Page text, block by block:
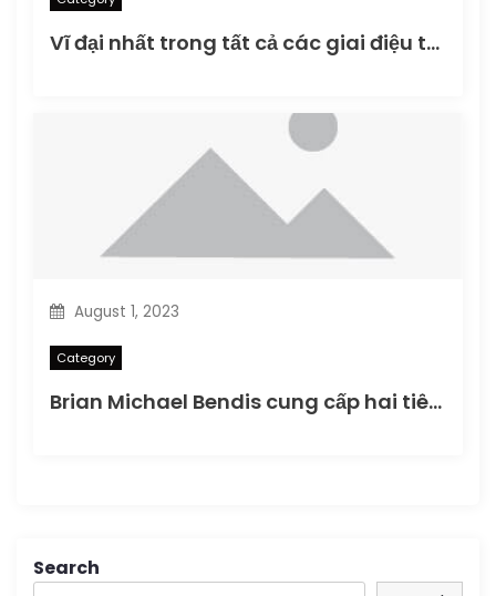
Vĩ đại nhất trong tất cả các giai điệu tôn vinh Warren Zevon: Bản xuất bản cuối cùng
August 1, 2023
Category
Brian Michael Bendis cung cấp hai tiêu đề Jinxworld hoàn toàn mới cho phát hành truyền thông DC
Search